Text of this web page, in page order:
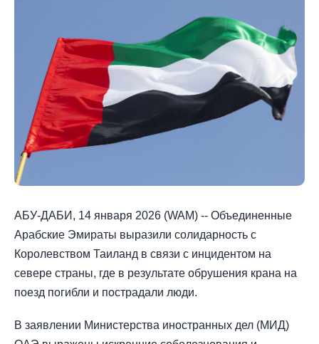
АБУ-ДАБИ, 14 января 2026 (WAM) -- Объединенные
Арабские Эмираты выразили солидарность с
Королевством Таиланд в связи с инцидентом на
севере страны, где в результате обрушения крана на
поезд погибли и пострадали люди.
В заявлении Министерства иностранных дел (МИД)